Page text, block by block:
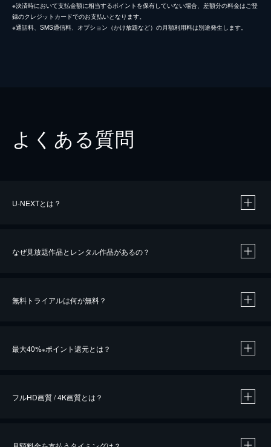
※決済時において支払金額に相当するポイントを保有していない場合、差額分の料金はご登
録のクレジットカードでのお支払いとなります。
※通話料、SMS通信料、オプション（かけ放題など）の月額利用料は別途発生します。
よくある質問
U-NEXTとは？
なぜ見放題作品とレンタル作品があるの？
無料トライアルは何が無料？
最大40%※ポイント還元とは？
フルHD画質 / 4K画質とは？